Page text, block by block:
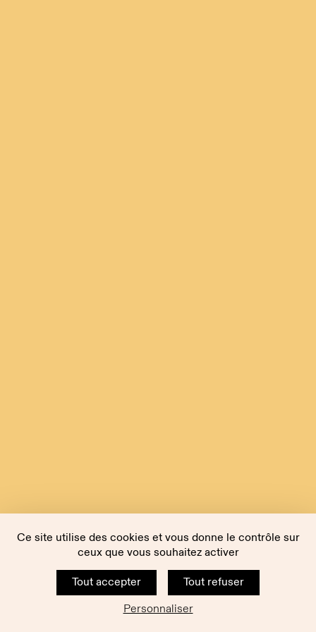
Ce site utilise des cookies et vous donne le contrôle sur
ceux que vous souhaitez activer
Tout accepter
Tout refuser
Personnaliser